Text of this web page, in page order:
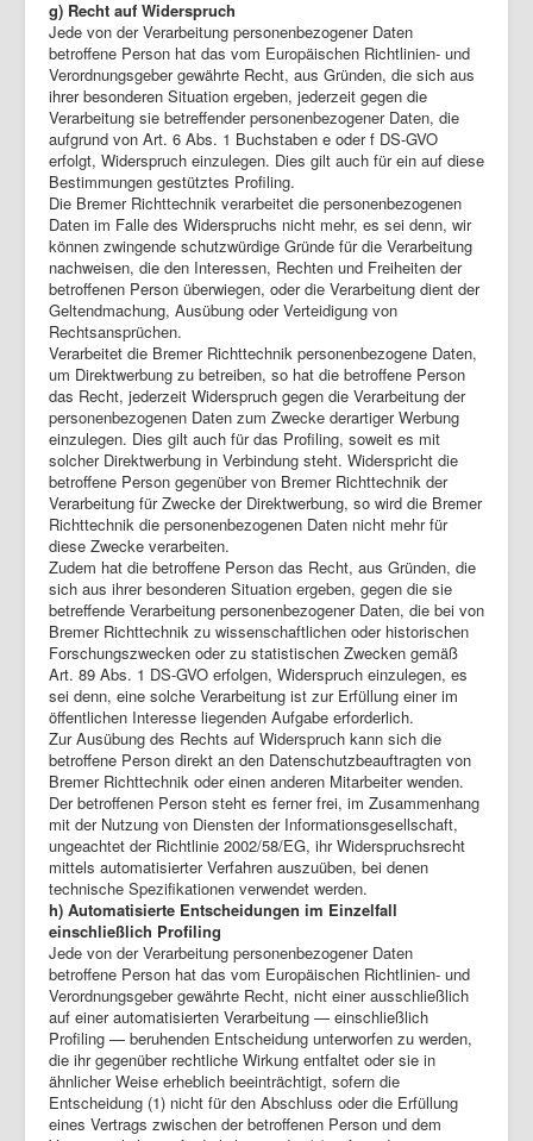
g) Recht auf Widerspruch
Jede von der Verarbeitung personenbezogener Daten
betroffene Person hat das vom Europäischen Richtlinien- und
Verordnungsgeber gewährte Recht, aus Gründen, die sich aus
ihrer besonderen Situation ergeben, jederzeit gegen die
Verarbeitung sie betreffender personenbezogener Daten, die
aufgrund von Art. 6 Abs. 1 Buchstaben e oder f DS-GVO
erfolgt, Widerspruch einzulegen. Dies gilt auch für ein auf diese
Bestimmungen gestütztes Profiling.
Die Bremer Richttechnik verarbeitet die personenbezogenen
Daten im Falle des Widerspruchs nicht mehr, es sei denn, wir
können zwingende schutzwürdige Gründe für die Verarbeitung
nachweisen, die den Interessen, Rechten und Freiheiten der
betroffenen Person überwiegen, oder die Verarbeitung dient der
Geltendmachung, Ausübung oder Verteidigung von
Rechtsansprüchen.
Verarbeitet die Bremer Richttechnik personenbezogene Daten,
um Direktwerbung zu betreiben, so hat die betroffene Person
das Recht, jederzeit Widerspruch gegen die Verarbeitung der
personenbezogenen Daten zum Zwecke derartiger Werbung
einzulegen. Dies gilt auch für das Profiling, soweit es mit
solcher Direktwerbung in Verbindung steht. Widerspricht die
betroffene Person gegenüber von Bremer Richttechnik der
Verarbeitung für Zwecke der Direktwerbung, so wird die Bremer
Richttechnik die personenbezogenen Daten nicht mehr für
diese Zwecke verarbeiten.
Zudem hat die betroffene Person das Recht, aus Gründen, die
sich aus ihrer besonderen Situation ergeben, gegen die sie
betreffende Verarbeitung personenbezogener Daten, die bei von
Bremer Richttechnik zu wissenschaftlichen oder historischen
Forschungszwecken oder zu statistischen Zwecken gemäß
Art. 89 Abs. 1 DS-GVO erfolgen, Widerspruch einzulegen, es
sei denn, eine solche Verarbeitung ist zur Erfüllung einer im
öffentlichen Interesse liegenden Aufgabe erforderlich.
Zur Ausübung des Rechts auf Widerspruch kann sich die
betroffene Person direkt an den Datenschutzbeauftragten von
Bremer Richttechnik oder einen anderen Mitarbeiter wenden.
Der betroffenen Person steht es ferner frei, im Zusammenhang
mit der Nutzung von Diensten der Informationsgesellschaft,
ungeachtet der Richtlinie 2002/58/EG, ihr Widerspruchsrecht
mittels automatisierter Verfahren auszuüben, bei denen
technische Spezifikationen verwendet werden.
h) Automatisierte Entscheidungen im Einzelfall
einschließlich Profiling
Jede von der Verarbeitung personenbezogener Daten
betroffene Person hat das vom Europäischen Richtlinien- und
Verordnungsgeber gewährte Recht, nicht einer ausschließlich
auf einer automatisierten Verarbeitung — einschließlich
Profiling — beruhenden Entscheidung unterworfen zu werden,
die ihr gegenüber rechtliche Wirkung entfaltet oder sie in
ähnlicher Weise erheblich beeinträchtigt, sofern die
Entscheidung (1) nicht für den Abschluss oder die Erfüllung
eines Vertrags zwischen der betroffenen Person und dem